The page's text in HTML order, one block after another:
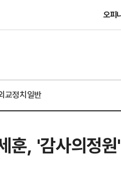
오피
교정치일반
훈, '감사의정